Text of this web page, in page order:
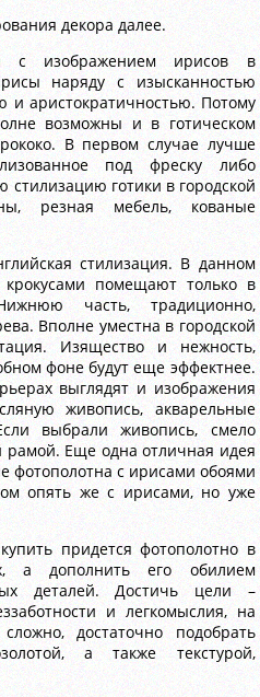
декора далее.
с изображением ирисов в
наряду с изысканностью
и аристократичностью. Потому
возможны и в готическом
В первом случае лучше
под фреску либо
готики в городской
резная мебель, кованые
стилизация. В данном
помещают только в
часть, традиционно,
Вполне уместна в городской
Изящество и нежность,
фоне будут еще эффектнее.
выглядят и изображения
живопись, акварельные
выбрали живопись, смело
рамой. Еще одна отличная идея
фотополотна с ирисами обоями
опять же с ирисами, но уже
придется фотополотно в
а дополнить его обилием
деталей. Достичь цели –
и легкомыслия, на
достаточно подобрать
а также текстурой,